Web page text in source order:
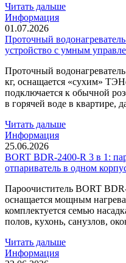
Читать дальше
Информация
01.07.2026
Проточный
устройство с умным
Проточный
кг, оснащается «сухим»
подключается к обычной
в горячей воде в квартире,
Читать дальше
Информация
25.06.2026
BORT BDR-2400-R 3 в 1:
отпариватель в одном
Пароочиститель BORT
оснащается мощным
комплектуется семью
полов, кухонь, санузлов,
Читать дальше
Информация